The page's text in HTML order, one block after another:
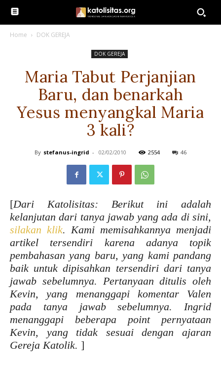
Home DOK GEREJA
DOK GEREJA
Maria Tabut Perjanjian
Baru, dan benarkah
Yesus menyangkal Maria
3 kali?
By stefanus-ingrid - 02/02/2010 2554 46
[Dari Katolisitas: Berikut ini adalah
kelanjutan dari tanya jawab yang ada di sini,
silakan klik. Kami memisahkannya menjadi
artikel tersendiri karena adanya topik
pembahasan yang baru, yang kami pandang
baik untuk dipisahkan tersendiri dari tanya
jawab sebelumnya. Pertanyaan ditulis oleh
Kevin, yang menanggapi komentar Valen
pada tanya jawab sebelumnya. Ingrid
menanggapi beberapa point pernyataan
Kevin, yang tidak sesuai dengan ajaran
Gereja Katolik. ]